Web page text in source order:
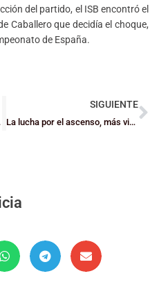
del partido, el ISB encontró el
Caballero que decidía el choque,
de España.
la Fase
SIGUIENTE
La lucha por el ascenso, más viva que nunca para GDKO, Zornotza y Santurtzi